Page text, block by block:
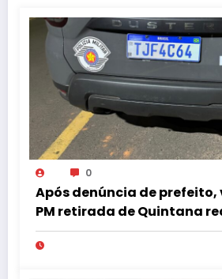
matéria postada em 18 de
2011.
0
Após denúncia de
PM retirada de Quintana